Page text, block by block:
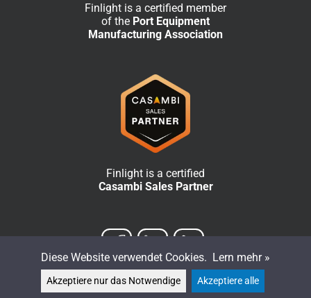
Finlight is a certified member
of the Port Equipment
Manufacturing Association
Finlight is a certified
Casambi Sales Partner
Diese Website verwendet Cookies. Lern mehr »
Akzeptiere nur das Notwendige Akzeptiere alle